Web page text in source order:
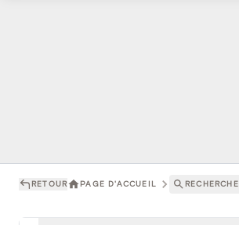
RETOUR PAGE D'ACCUEIL RECHERCHE